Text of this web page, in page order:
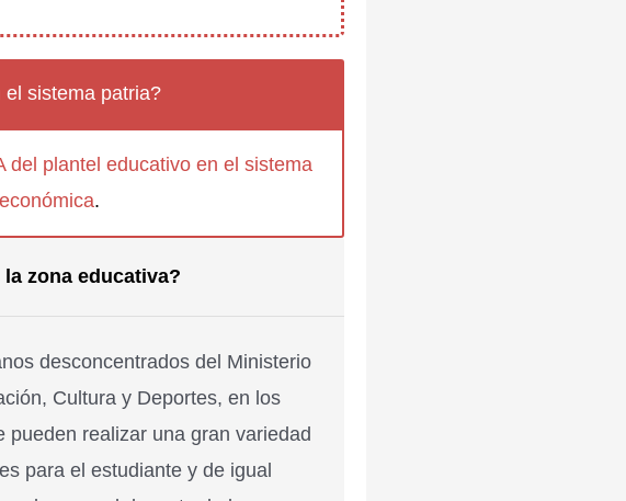
sistema patria?
plantel educativo en el sistema
.
la zona educativa?
desconcentrados del Ministerio
Cultura y Deportes, en los
pueden realizar una gran variedad
para el estudiante y de igual